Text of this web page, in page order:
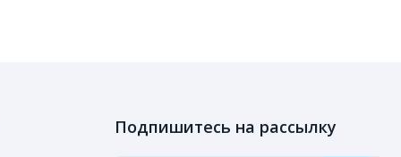
Подпишитесь на рассылку